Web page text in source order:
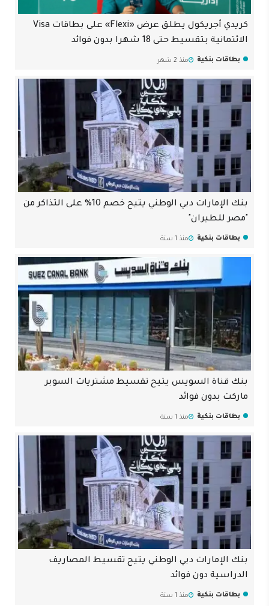
كريدي أجريكول يطلق عرض «Flexi» على بطاقات Visa
الائتمانية بتقسيط حتى 18 شهرا بدون فوائد
بطاقات بنكية منذ 2 شهر
بنك الإمارات دبي الوطني يتيح خصم 10% على التذاكر من
"مصر للطيران"
بطاقات بنكية منذ 1 سنة
بنك قناة السويس يتيح تقسيط مشتريات السوبر
ماركت بدون فوائد
بطاقات بنكية منذ 1 سنة
بنك الإمارات دبي الوطني يتيح تقسيط المصاريف
الدراسية دون فوائد
بطاقات بنكية منذ 1 سنة